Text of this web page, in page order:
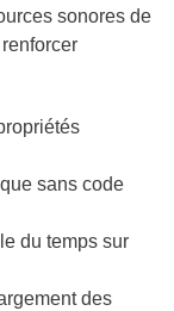
sonores de
sans code
du temps sur
des